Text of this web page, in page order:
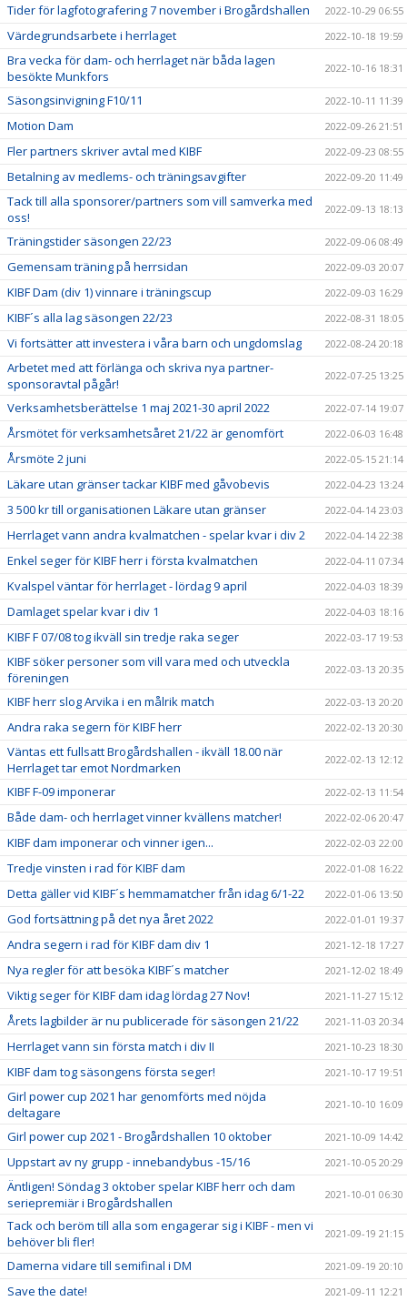
Tider för lagfotografering 7 november i Brogårdshallen 2022-10-29 06:55
Värdegrundsarbete i herrlaget 2022-10-18 19:59
Bra vecka för dam- och herrlaget när båda lagen
besökte Munkfors
2022-10-16 18:31
Säsongsinvigning F10/11 2022-10-11 11:39
Motion Dam 2022-09-26 21:51
Fler partners skriver avtal med KIBF 2022-09-23 08:55
Betalning av medlems- och träningsavgifter 2022-09-20 11:49
Tack till alla sponsorer/partners som vill samverka med
oss!
2022-09-13 18:13
Träningstider säsongen 22/23 2022-09-06 08:49
Gemensam träning på herrsidan 2022-09-03 20:07
KIBF Dam (div 1) vinnare i träningscup 2022-09-03 16:29
KIBF´s alla lag säsongen 22/23 2022-08-31 18:05
Vi fortsätter att investera i våra barn och ungdomslag 2022-08-24 20:18
Arbetet med att förlänga och skriva nya partner-
sponsoravtal pågår!
2022-07-25 13:25
Verksamhetsberättelse 1 maj 2021-30 april 2022 2022-07-14 19:07
Årsmötet för verksamhetsåret 21/22 är genomfört 2022-06-03 16:48
Årsmöte 2 juni 2022-05-15 21:14
Läkare utan gränser tackar KIBF med gåvobevis 2022-04-23 13:24
3 500 kr till organisationen Läkare utan gränser 2022-04-14 23:03
Herrlaget vann andra kvalmatchen - spelar kvar i div 2 2022-04-14 22:38
Enkel seger för KIBF herr i första kvalmatchen 2022-04-11 07:34
Kvalspel väntar för herrlaget - lördag 9 april 2022-04-03 18:39
Damlaget spelar kvar i div 1 2022-04-03 18:16
KIBF F 07/08 tog ikväll sin tredje raka seger 2022-03-17 19:53
KIBF söker personer som vill vara med och utveckla
föreningen
2022-03-13 20:35
KIBF herr slog Arvika i en målrik match 2022-03-13 20:20
Andra raka segern för KIBF herr 2022-02-13 20:30
Väntas ett fullsatt Brogårdshallen - ikväll 18.00 när
Herrlaget tar emot Nordmarken
2022-02-13 12:12
KIBF F-09 imponerar 2022-02-13 11:54
Både dam- och herrlaget vinner kvällens matcher! 2022-02-06 20:47
KIBF dam imponerar och vinner igen... 2022-02-03 22:00
Tredje vinsten i rad för KIBF dam 2022-01-08 16:22
Detta gäller vid KIBF´s hemmamatcher från idag 6/1-22 2022-01-06 13:50
God fortsättning på det nya året 2022 2022-01-01 19:37
Andra segern i rad för KIBF dam div 1 2021-12-18 17:27
Nya regler för att besöka KIBF´s matcher 2021-12-02 18:49
Viktig seger för KIBF dam idag lördag 27 Nov! 2021-11-27 15:12
Årets lagbilder är nu publicerade för säsongen 21/22 2021-11-03 20:34
Herrlaget vann sin första match i div II 2021-10-23 18:30
KIBF dam tog säsongens första seger! 2021-10-17 19:51
Girl power cup 2021 har genomförts med nöjda
deltagare
2021-10-10 16:09
Girl power cup 2021 - Brogårdshallen 10 oktober 2021-10-09 14:42
Uppstart av ny grupp - innebandybus -15/16 2021-10-05 20:29
Äntligen! Söndag 3 oktober spelar KIBF herr och dam
seriepremiär i Brogårdshallen
2021-10-01 06:30
Tack och beröm till alla som engagerar sig i KIBF - men vi
behöver bli fler!
2021-09-19 21:15
Damerna vidare till semifinal i DM 2021-09-19 20:10
Save the date! 2021-09-11 12:21